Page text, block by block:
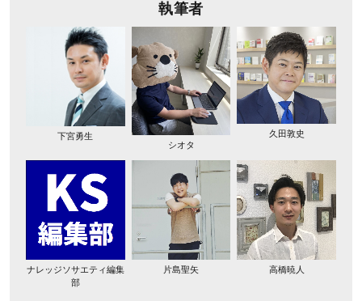
執筆者
下宮勇生
シオタ
久田敦史
ナレッジソサエティ編集
部
片島聖矢 高橋暁人